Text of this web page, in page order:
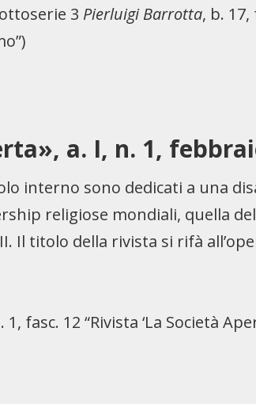
3 Pierluigi Barrotta, b.
», a. I, n. 1,
interno sono dedicati a una
religiose mondiali, quella
Il titolo della rivista si rifà
1, fasc. 12 “Rivista ‘La Società